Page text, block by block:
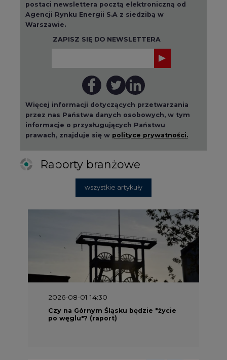
postaci newslettera pocztą elektroniczną od
Agencji Rynku Energii S.A z siedzibą w
Warszawie.
ZAPISZ SIĘ DO NEWSLETTERA
Więcej informacji dotyczących przetwarzania
przez nas Państwa danych osobowych, w tym
informacje o przysługujących Państwu
prawach, znajduje się w polityce prywatności.
Raporty branżowe
wszystkie artykuły
2026-08-01 14:30
Czy na Górnym Śląsku będzie "życie
po węglu"? (raport)